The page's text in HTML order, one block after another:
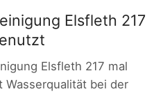
Elsfleth 217
Elsfleth 217 mal
Wasserqualität bei der